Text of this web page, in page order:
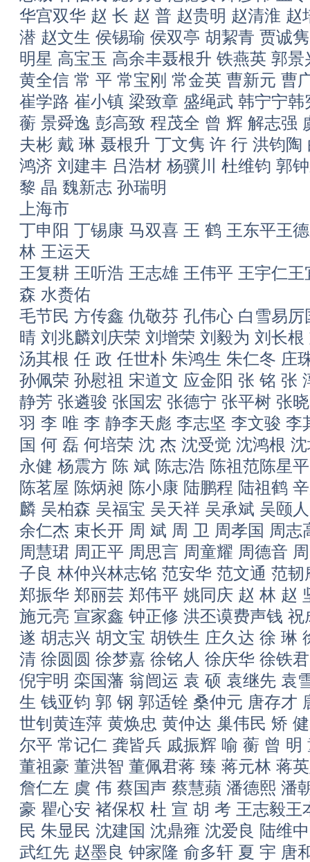
华宫双华 赵 长 赵 普 赵贵明 赵清淮 赵
潜 赵文生 侯锡瑜 侯双亭 胡絜青 贾诚
明星 高宝玉 高余丰聂根升 铁燕英 郭
黄全信 常 平 常宝刚 常金英 曹新元 曹
崔学路 崔小镇 梁致章 盛绳武 韩宁宁
蘅 景舜逸 彭高致 程茂全 曾 辉 解志强
夫彬 戴 琳 聂根升 丁文隽 许 行 洪钧陶
鸿济 刘建丰 吕浩材 杨骥川 杜维钧 郭
黎 晶 魏新志 孙瑞明
上海市
丁申阳 丁锡康 马双喜 王 鹤 王东平王
林 王运天
王复耕 王听浩 王志雄 王伟平 王宇仁
森 水赉佑
毛节民 方传鑫 仇敬芬 孔伟心 白雪易
晴 刘兆麟刘庆荣 刘增荣 刘毅为 刘长
汤其根 任 政 任世朴 朱鸿生 朱仁冬 庄
孙佩荣 孙慰祖 宋道文 应金阳 张 铭 张
静芳 张遴骏 张国宏 张德宁 张平树 张
羽 李 唯 李 静李天彪 李志坚 李文骏 李
国 何 磊 何培荣 沈 杰 沈受觉 沈鸿根
永健 杨震方 陈 斌 陈志浩 陈祖范陈星
陈茗屋 陈炳昶 陈小康 陆鹏程 陆祖鹤
麟 吴柏森 吴福宝 吴天祥 吴承斌 吴颐
余仁杰 束长开 周 斌 周 卫 周孝国 周志
周慧珺 周正平 周思言 周童耀 周德音
子良 林仲兴林志铭 范安华 范文通 范
郑振华 郑丽芸 郑伟平 姚同庆 赵 林 赵
施元亮 宣家鑫 钟正修 洪丕谟费声钱
遂 胡志兴 胡文宝 胡铁生 庄久达 徐 琳
清 徐圆圆 徐梦嘉 徐铭人 徐庆华 徐铁
倪宇明 栾国藩 翁闿运 袁 硕 袁继先 袁
生 钱亚钧 郭 钢 郭适铨 桑仲元 唐存才
世钊黄连萍 黄焕忠 黄仲达 巢伟民 矫
尔平 常记仁 龚皆兵 戚振辉 喻 蘅 曾 明
董祖豪 董洪智 董佩君蒋 臻 蒋元林 蒋
詹仁左 虞 伟 蔡国声 蔡慧蘋 潘德熙 潘
豪 瞿心安 褚保权 杜 宣 胡 考 王志毅王
民 朱显民 沈建国 沈鼎雍 沈爱良 陆维
武红先 赵墨良 钟家隆 俞多轩 夏 宇 唐